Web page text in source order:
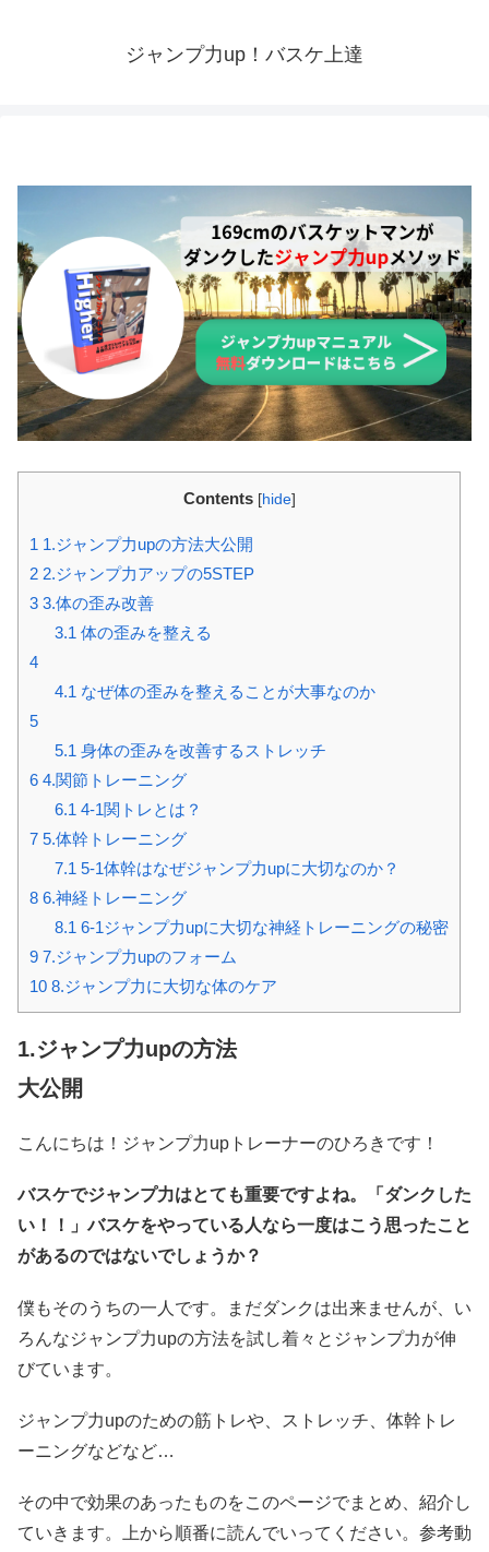
ジャンプ力up！バスケ上達
Contents [hide]
1 1.ジャンプ力upの方法大公開
2 2.ジャンプ力アップの5STEP
3 3.体の歪み改善
3.1 体の歪みを整える
4
4.1 なぜ体の歪みを整えることが大事なのか
5
5.1 身体の歪みを改善するストレッチ
6 4.関節トレーニング
6.1 4-1関トレとは？
7 5.体幹トレーニング
7.1 5-1体幹はなぜジャンプ力upに大切なのか？
8 6.神経トレーニング
8.1 6-1ジャンプ力upに大切な神経トレーニングの秘密
9 7.ジャンプ力upのフォーム
10 8.ジャンプ力に大切な体のケア
1.ジャンプ力upの方法
大公開
こんにちは！ジャンプ力upトレーナーのひろきです！
バスケでジャンプ力はとても重要ですよね。「ダンクした
い！！」バスケをやっている人なら一度はこう思ったこと
があるのではないでしょうか？
僕もそのうちの一人です。まだダンクは出来ませんが、い
ろんなジャンプ力upの方法を試し着々とジャンプ力が伸
びています。
ジャンプ力upのための筋トレや、ストレッチ、体幹トレ
ーニングなどなど…
その中で効果のあったものをこのページでまとめ、紹介し
ていきます。上から順番に読んでいってください。参考動